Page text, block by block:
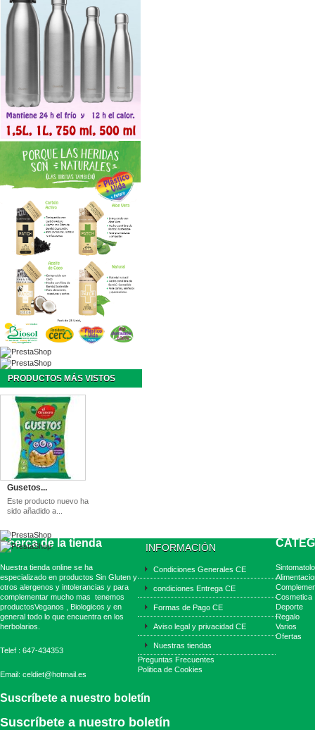
PRODUCTOS MÁS VISTOS
Gusetos...
Este producto nuevo ha
sido añadido a...
Acerca de la tienda
Nuestra tienda online se ha
especializado en productos Sin Gluten y
otros alergenos y intolerancias y para
complementar mucho mas tenemos
productosVeganos , Biologicos y en
general todo lo que encuentra en los
herbolarios.
Telef : 647-434353
Email: celdiet@hotmail.es
INFORMACIÓN
Condiciones Generales CE
condiciones Entrega CE
Formas de Pago CE
Aviso legal y privacidad CE
Nuestras tiendas
Preguntas Frecuentes
Politica de Cookies
Cosmetica
Deporte
Regalo
Varios
Ofertas
Suscríbete a nuestro boletín
Suscríbete a nuestro boletín